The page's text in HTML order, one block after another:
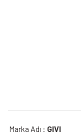
Marka Adı : GIVI